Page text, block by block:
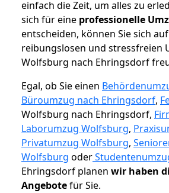
einfach die Zeit, um alles zu
sich für eine professionelle
entscheiden, können Sie sich
reibungslosen und stressfreien
Wolfsburg nach Ehringsdorf
Egal, ob Sie einen
Büroumzug nach Ehringsdorf,
Wolfsburg nach Ehringsdorf,
Laborumzug Wolfsburg,
Privatumzug Wolfsburg,
Wolfsburg oder
Ehringsdorf planen wir haben
Angebotefür Sie.